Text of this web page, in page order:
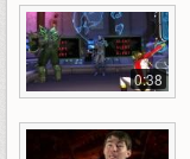
0:38